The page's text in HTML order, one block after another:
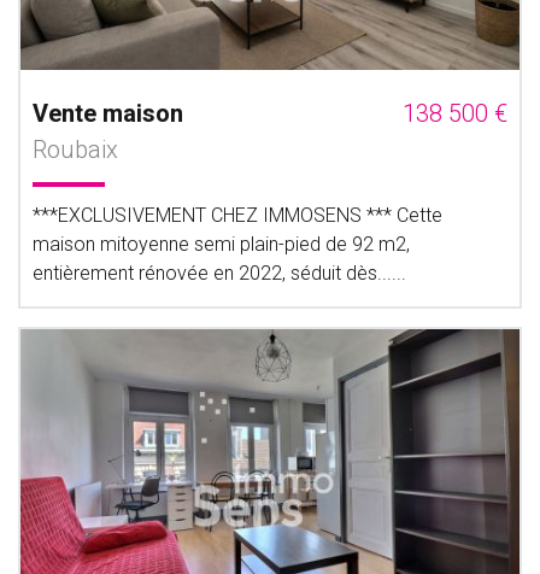
Vente maison
138 500 €
Roubaix
***EXCLUSIVEMENT CHEZ IMMOSENS *** Cette
maison mitoyenne semi plain-pied de 92 m2,
entièrement rénovée en 2022, séduit dès......